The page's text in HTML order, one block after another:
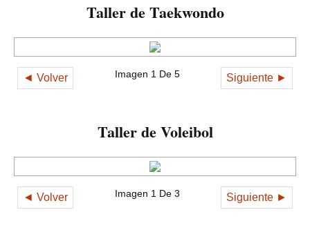
Taller de Taekwondo
◄ Volver Siguiente ►
Imagen 1 De 5
Taller de Voleibol
◄ Volver Siguiente ►
Imagen 1 De 3